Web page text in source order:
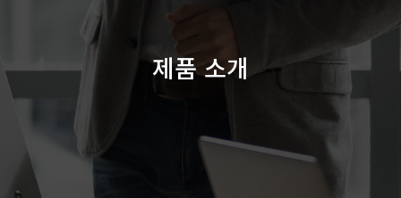
제품 소개